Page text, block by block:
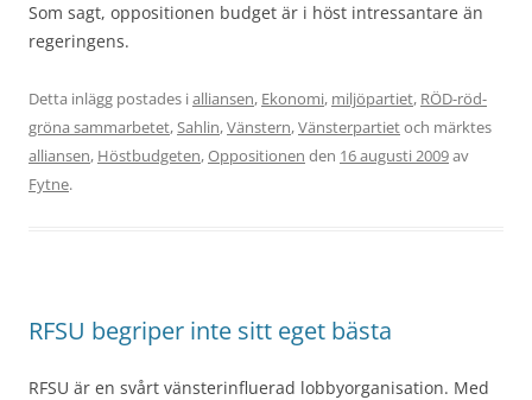
Som sagt, oppositionen budget är i höst intressantare än
regeringens.
Detta inlägg postades ialliansen, Ekonomi, miljöpartiet, RÖD-röd-
gröna sammarbetet,Sahlin,Vänstern,Vänsterpartietoch märktes
alliansen, Höstbudgeten,Oppositionen den 16 augusti 2009av
Fytne.
RFSU begriper inte sitt eget bästa
RFSU är en svårt vänsterinfluerad lobbyorganisation. Med